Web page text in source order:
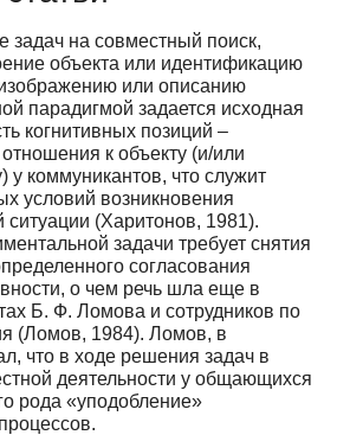
задач на совместный поиск,
объекта или идентификацию
или описанию
парадигмой задается исходная
когнитивных позиций –
к объекту (и/или
у коммуникантов, что служит
условий возникновения
ситуации (Харитонов, 1981).
задачи требует снятия
согласования
о чем речь шла еще в
Б. Ф. Ломова и сотрудников по
(Ломов, 1984). Ломов, в
что в ходе решения задач в
деятельности у общающихся
рода «уподобление»